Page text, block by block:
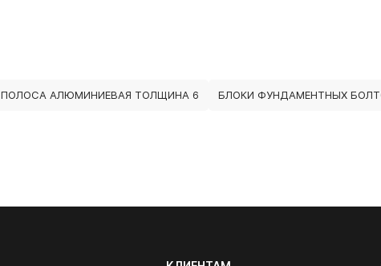
ПОЛОСА АЛЮМИНИЕВАЯ ТОЛЩИНА 6 БЛОКИ ФУНДАМЕНТНЫХ